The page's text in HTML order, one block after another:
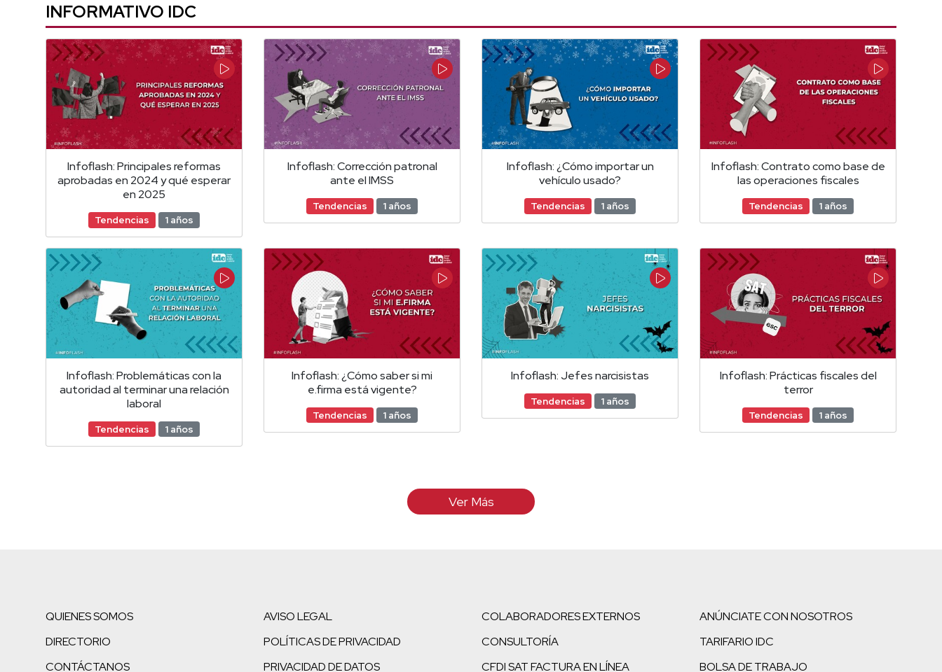
INFORMATIVO IDC
Infoflash: Principales reformas
aprobadas en 2024 y qué esperar
en 2025
Tendencias 1 años
Infoflash: Corrección patronal
ante el IMSS
Tendencias 1 años
Infoflash: ¿Cómo importar un
vehículo usado?
Tendencias 1 años
Infoflash: Contrato como base de
las operaciones fiscales
Tendencias 1 años
Infoflash: Problemáticas con la
autoridad al terminar una relación
laboral
Tendencias 1 años
Infoflash: ¿Cómo saber si mi
e.firma está vigente?
Tendencias 1 años
Infoflash: Jefes narcisistas
Tendencias 1 años
Infoflash: Prácticas fiscales del
terror
Tendencias 1 años
Ver Más
QUIENES SOMOS
DIRECTORIO
CONTÁCTANOS
AVISO LEGAL
POLÍTICAS DE PRIVACIDAD
PRIVACIDAD DE DATOS
COLABORADORES EXTERNOS
CONSULTORÍA
CFDI SAT FACTURA EN LÍNEA
ANÚNCIATE CON NOSOTROS
TARIFARIO IDC
BOLSA DE TRABAJO